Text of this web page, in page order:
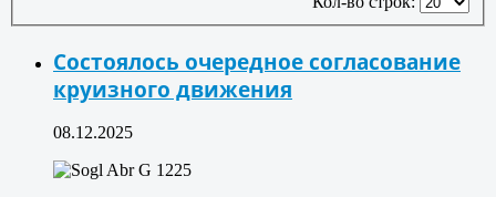
Состоялось очередное согласование
круизного движения
08.12.2025